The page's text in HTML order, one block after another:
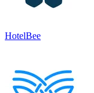
HotelBee